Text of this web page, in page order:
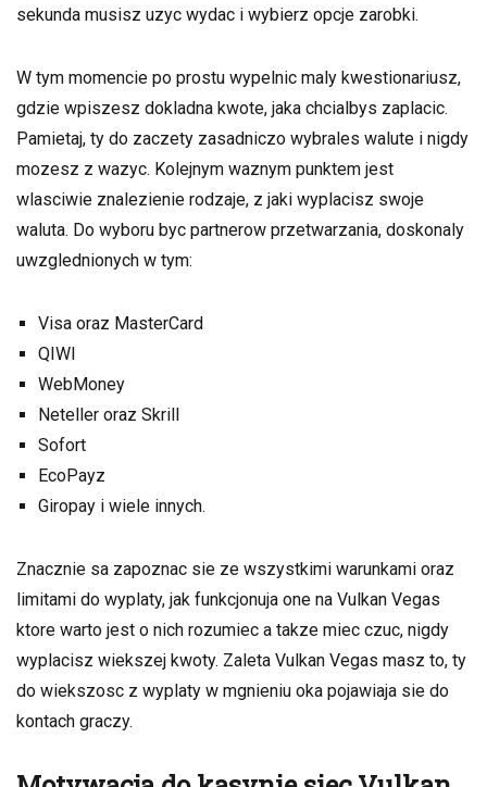
sekunda musisz uzyc wydac i wybierz opcje zarobki.
W tym momencie po prostu wypelnic maly kwestionariusz,
gdzie wpiszesz dokladna kwote, jaka chcialbys zaplacic.
Pamietaj, ty do zaczety zasadniczo wybrales walute i nigdy
mozesz z wazyc. Kolejnym waznym punktem jest
wlasciwie znalezienie rodzaje, z jaki wyplacisz swoje
waluta. Do wyboru byc partnerow przetwarzania, doskonaly
uwzglednionych w tym:
Visa oraz MasterCard
QIWI
WebMoney
Neteller oraz Skrill
Sofort
EcoPayz
Giropay i wiele innych.
Znacznie sa zapoznac sie ze wszystkimi warunkami oraz
limitami do wyplaty, jak funkcjonuja one na Vulkan Vegas
ktore warto jest o nich rozumiec a takze miec czuc, nigdy
wyplacisz wiekszej kwoty. Zaleta Vulkan Vegas masz to, ty
do wiekszosc z wyplaty w mgnieniu oka pojawiaja sie do
kontach graczy.